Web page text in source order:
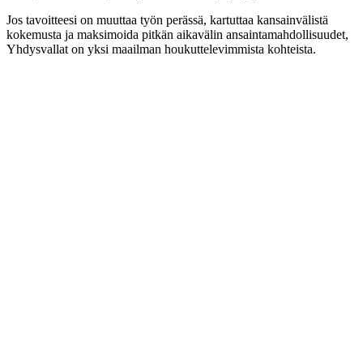
Jos tavoitteesi on muuttaa työn perässä, kartuttaa kansainvälistä
kokemusta ja maksimoida pitkän aikavälin ansaintamahdollisuudet,
Yhdysvallat on yksi maailman houkuttelevimmista kohteista.